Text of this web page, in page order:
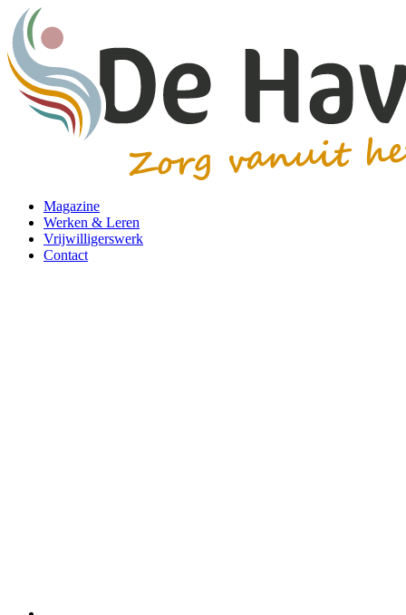
Magazine
Werken & Leren
Vrijwilligerswerk
Contact